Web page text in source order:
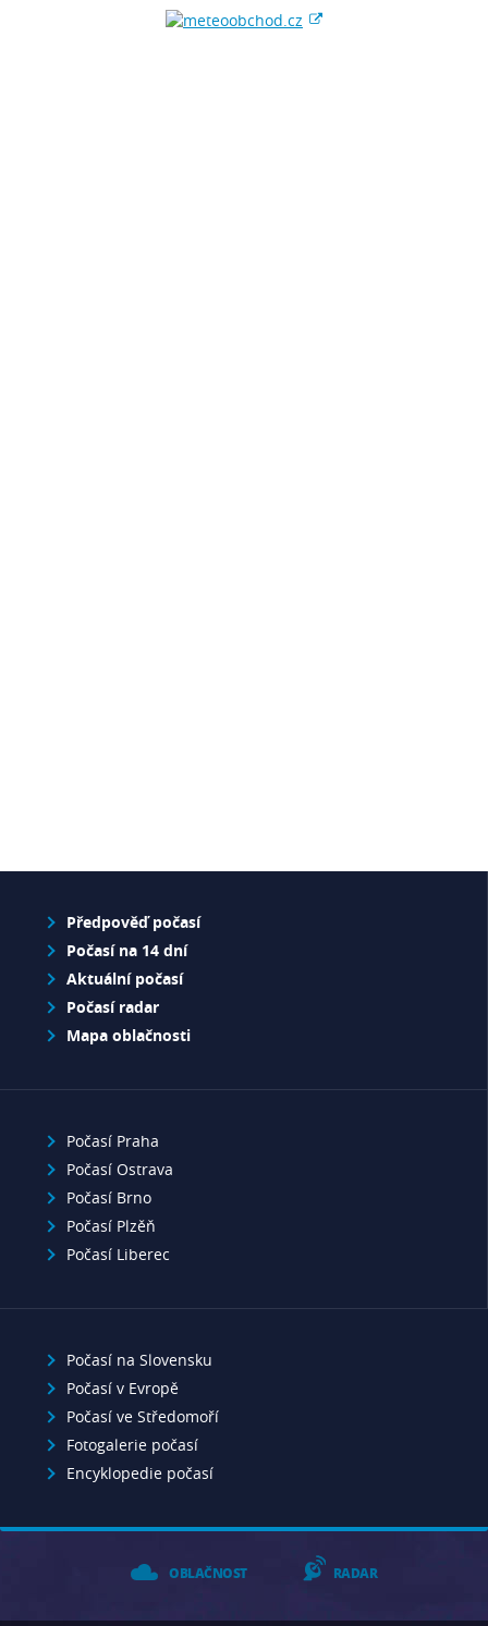
Předpověď počasí
Počasí na 14 dní
Aktuální počasí
Počasí radar
Mapa oblačnosti
Počasí Praha
Počasí Ostrava
Počasí Brno
Počasí Plzěň
Počasí Liberec
Počasí na Slovensku
Počasí v Evropě
Počasí ve Středomoří
Fotogalerie počasí
Encyklopedie počasí
OBLAČNOST RADAR